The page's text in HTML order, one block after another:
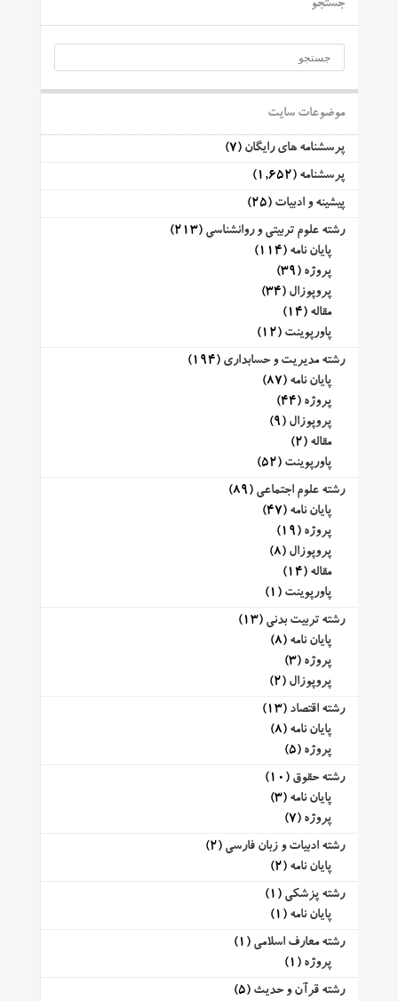
جستجو
موضوعات سایت
پرسشنامه های رایگان (7)
پرسشنامه (1,652)
پیشینه و ادبیات (25)
رشته علوم تربیتی و روانشناسی (213)
پایان نامه (114)
پروژه (39)
پروپوزال (34)
مقاله (14)
پاورپوینت (12)
رشته مدیریت و حسابداری (194)
پایان نامه (87)
پروژه (44)
پروپوزال (9)
مقاله (2)
پاورپوینت (52)
رشته علوم اجتماعی (89)
پایان نامه (47)
پروژه (19)
پروپوزال (8)
مقاله (14)
پاورپوینت (1)
رشته تربیت بدنی (13)
پایان نامه (8)
پروژه (3)
پروپوزال (2)
رشته اقتصاد (13)
پایان نامه (8)
پروژه (5)
رشته حقوق (10)
پایان نامه (3)
پروژه (7)
رشته ادبیات و زبان فارسی (2)
پایان نامه (2)
رشته پزشکی (1)
پایان نامه (1)
رشته معارف اسلامی (1)
پروژه (1)
رشته قرآن و حدیث (5)